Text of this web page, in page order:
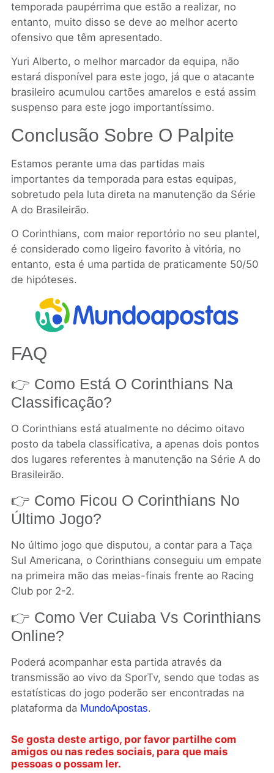
temporada paupérrima que estão a realizar, no
entanto, muito disso se deve ao melhor acerto
ofensivo que têm apresentado.
Yuri Alberto, o melhor marcador da equipa, não
estará disponível para este jogo, já que o atacante
brasileiro acumulou cartões amarelos e está assim
suspenso para este jogo importantíssimo.
Conclusão Sobre O Palpite
Estamos perante uma das partidas mais
importantes da temporada para estas equipas,
sobretudo pela luta direta na manutenção da Série
A do Brasileirão.
O Corinthians, com maior reportório no seu plantel,
é considerado como ligeiro favorito à vitória, no
entanto, esta é uma partida de praticamente 50/50
de hipóteses.
FAQ
👉 Como Está O Corinthians Na
Classificação?
O Corinthians está atualmente no décimo oitavo
posto da tabela classificativa, a apenas dois pontos
dos lugares referentes à manutenção na Série A do
Brasileirão.
👉 Como Ficou O Corinthians No
Último Jogo?
No último jogo que disputou, a contar para a Taça
Sul Americana, o Corinthians conseguiu um empate
na primeira mão das meias-finais frente ao Racing
Club por 2-2.
👉 Como Ver Cuiaba Vs Corinthians
Online?
Poderá acompanhar esta partida através da
transmissão ao vivo da SporTv, sendo que todas as
estatísticas do jogo poderão ser encontradas na
plataforma da MundoApostas.
Se gosta deste artigo, por favor partilhe com
amigos ou nas redes sociais, para que mais
pessoas o possam ler.